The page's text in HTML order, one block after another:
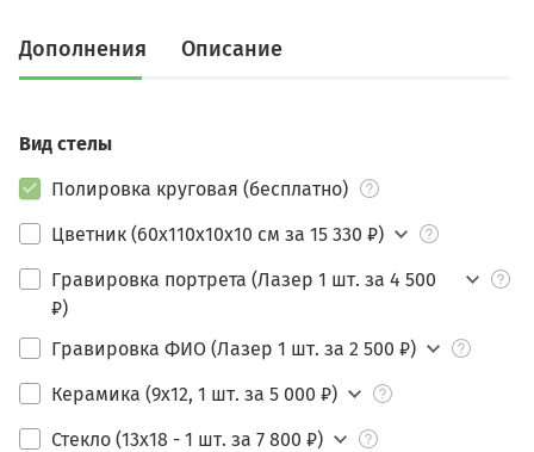
Дополнения Описание
Вид стелы
Полировка круговая (бесплатно)
Цветник (60х110х10х10 см за 15 330 ₽)
Гравировка портрета (Лазер 1 шт. за 4 500
₽)
Гравировка ФИО (Лазер 1 шт. за 2 500 ₽)
Керамика (9х12, 1 шт. за 5 000 ₽)
Стекло (13х18 - 1 шт. за 7 800 ₽)